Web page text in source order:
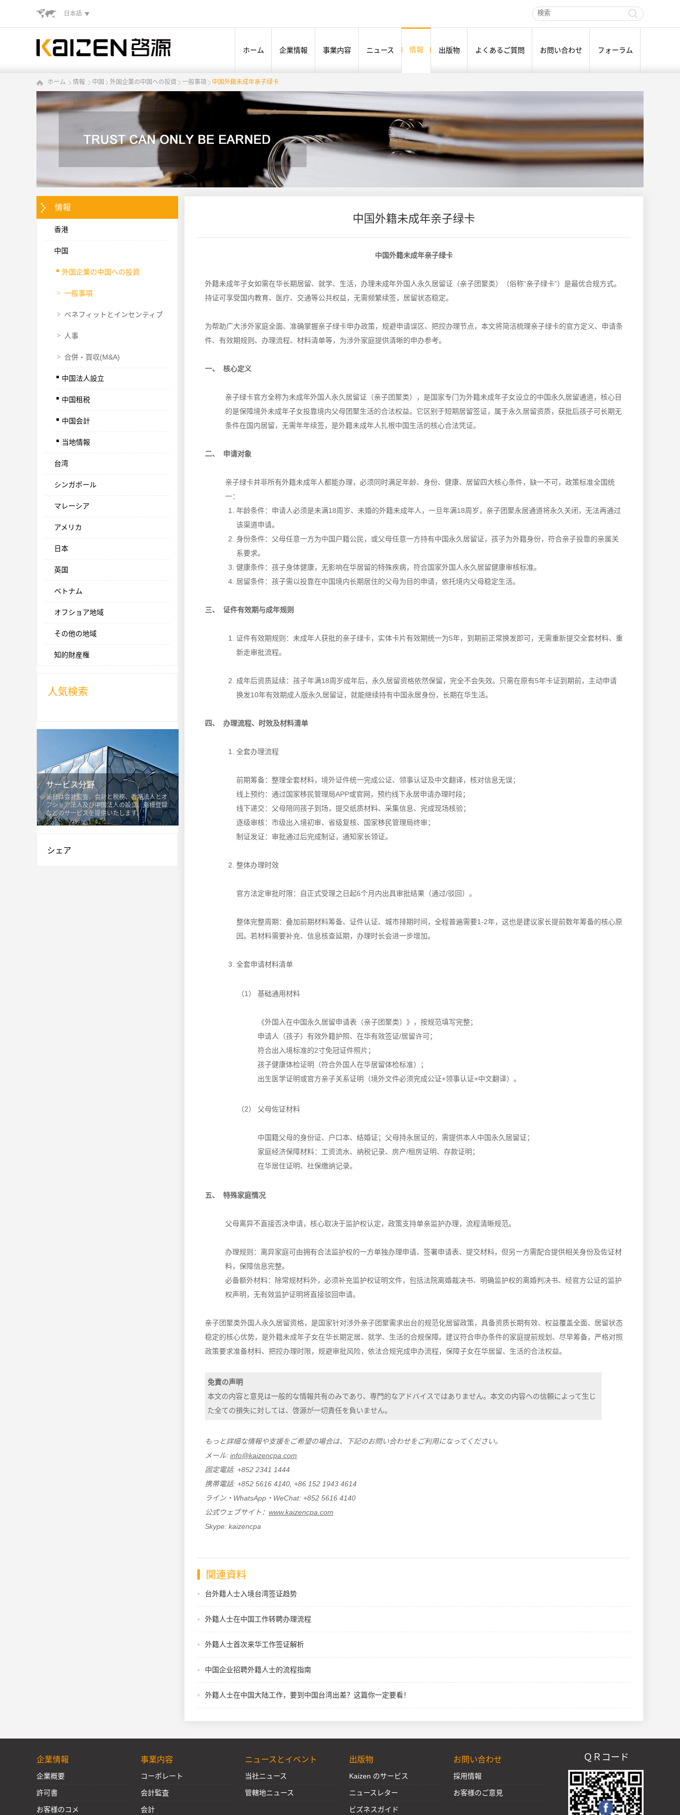
日本語
ホーム 企業情報 事業内容 ニュース 情報 出版物 よくあるご質問 お問い合わせ フォーラム
ホーム 情報 中国 外国企業の中国への投資 一般事項 中国外籍未成年亲子绿卡
情報
香港
中国
. 外国企業の中国への投資
> 一般事項
> ベネフィットとインセンティブ
> 人事
> 合併・買収(M&A)
. 中国法人設立
. 中国租税
. 中国会計
. 当地情報
台湾
シンガポール
マレーシア
アメリカ
日本
英国
ベトナム
オフショア地域
その他の地域
知的財産権
人気検索
サービス分野
当社は会計監査、会計と税務、香港法人とオ
フショア法人及び中国法人の設立、商標登録
などのサービスを提供いたします。
シェア
中国外籍未成年亲子绿卡
中国外籍未成年亲子绿卡
外籍未成年子女如需在华长期居留、就学、生活，办理未成年外国人永久居留证（亲子团聚类）（俗称“亲子绿卡”）是最优合规方式。
持证可享受国内教育、医疗、交通等公共权益，无需频繁续签，居留状态稳定。
为帮助广大涉外家庭全面、准确掌握亲子绿卡申办政策，规避申请误区、把控办理节点，本文将简洁梳理亲子绿卡的官方定义、申请条
件、有效期规则、办理流程、材料清单等，为涉外家庭提供清晰的申办参考。
一、 核心定义
亲子绿卡官方全称为未成年外国人永久居留证（亲子团聚类），是国家专门为外籍未成年子女设立的中国永久居留通道，核心目
的是保障境外未成年子女投靠境内父母团聚生活的合法权益。它区别于短期居留签证，属于永久居留资质，获批后孩子可长期无
条件在国内居留，无需年年续签，是外籍未成年人扎根中国生活的核心合法凭证。
二、 申请对象
亲子绿卡并非所有外籍未成年人都能办理，必须同时满足年龄、身份、健康、居留四大核心条件，缺一不可，政策标准全国统
一：
年龄条件：申请人必须是未满18周岁、未婚的外籍未成年人，一旦年满18周岁，亲子团聚永居通道将永久关闭，无法再通过
该渠道申请。
身份条件：父母任意一方为中国户籍公民，或父母任意一方持有中国永久居留证，孩子为外籍身份，符合亲子投靠的亲属关
系要求。
健康条件：孩子身体健康，无影响在华居留的特殊疾病，符合国家外国人永久居留健康审核标准。
居留条件：孩子需以投靠在中国境内长期居住的父母为目的申请，依托境内父母稳定生活。
三、 证件有效期与成年规则
证件有效期规则：未成年人获批的亲子绿卡，实体卡片有效期统一为5年，到期前正常换发即可，无需重新提交全套材料、重
新走审批流程。
成年后资质延续：孩子年满18周岁成年后，永久居留资格依然保留，完全不会失效。只需在原有5年卡证到期前，主动申请
换发10年有效期成人版永久居留证，就能继续持有中国永居身份，长期在华生活。
四、 办理流程、时效及材料清单
全套办理流程
前期筹备：整理全套材料，境外证件统一完成公证、领事认证及中文翻译，核对信息无误；
线上预约：通过国家移民管理局APP或官网，预约线下永居申请办理时段；
线下递交：父母陪同孩子到场，提交纸质材料、采集信息、完成现场核验；
逐级审核：市级出入境初审、省级复核、国家移民管理局终审；
制证发证：审批通过后完成制证，通知家长领证。
整体办理时效
官方法定审批时限：自正式受理之日起6个月内出具审批结果（通过/驳回）。
整体完整周期：叠加前期材料筹备、证件认证、城市排期时间，全程普遍需要1-2年，这也是建议家长提前数年筹备的核心原
因。若材料需要补充、信息核查延期，办理时长会进一步增加。
全套申请材料清单
（1） 基础通用材料
《外国人在中国永久居留申请表（亲子团聚类）》，按规范填写完整；
申请人（孩子）有效外籍护照、在华有效签证/居留许可；
符合出入境标准的2寸免冠证件照片；
孩子健康体检证明（符合外国人在华居留体检标准）；
出生医学证明或官方亲子关系证明（境外文件必须完成公证+领事认证+中文翻译）。
（2） 父母佐证材料
中国籍父母的身份证、户口本、结婚证；父母持永居证的，需提供本人中国永久居留证；
家庭经济保障材料：工资流水、纳税记录、房产/租房证明、存款证明；
在华居住证明、社保缴纳记录。
五、 特殊家庭情况
父母离异不直接否决申请，核心取决于监护权认定，政策支持单亲监护办理，流程清晰规范。
办理规则：离异家庭可由拥有合法监护权的一方单独办理申请、签署申请表、提交材料，但另一方需配合提供相关身份及佐证材
料，保障信息完整。
必备额外材料：除常规材料外，必须补充监护权证明文件，包括法院离婚裁决书、明确监护权的离婚判决书、经官方公证的监护
权声明，无有效监护证明将直接驳回申请。
亲子团聚类外国人永久居留资格，是国家针对涉外亲子团聚需求出台的规范化居留政策，具备资质长期有效、权益覆盖全面、居留状态
稳定的核心优势，是外籍未成年子女在华长期定居、就学、生活的合规保障。建议符合申办条件的家庭提前规划、尽早筹备，严格对照
政策要求准备材料、把控办理时限，规避审批风险，依法合规完成申办流程，保障子女在华居留、生活的合法权益。
免責の声明
本文の内容と意見は一般的な情報共有のみであり、専門的なアドバイスではありません。本文の内容への信頼によって生じ
た全ての損失に対しては、啓源が一切責任を負いません。
もっと詳細な情報や支援をご希望の場合は、下記のお問い合わせをご利用になってください。
メール: info@kaizencpa.com
固定電話: +852 2341 1444
携帯電話: +852 5616 4140, +86 152 1943 4614
ライン・WhatsApp・WeChat: +852 5616 4140
公式ウェブサイト： www.kaizencpa.com
Skype: kaizencpa
関連資料
台外籍人士入境台湾签证趋势
外籍人士在中国工作转聘办理流程
外籍人士首次来华工作签证解析
中国企业招聘外籍人士的流程指南
外籍人士在中国大陆工作，要到中国台湾出差？这篇你一定要看！
企業情報
企業概要
許可書
お客様のコメ
事業内容
コーポレート
会計監査
会計
ニュースとイベント
当社ニュース
管轄地ニュース
出版物
Kaizen のサービス
ニュースレター
ビズネスガイド
お問い合わせ
採用情報
お客様のご意見
ＱＲコード